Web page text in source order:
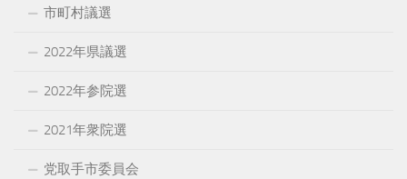
市町村議選
2022年県議選
2022年参院選
2021年衆院選
党取手市委員会